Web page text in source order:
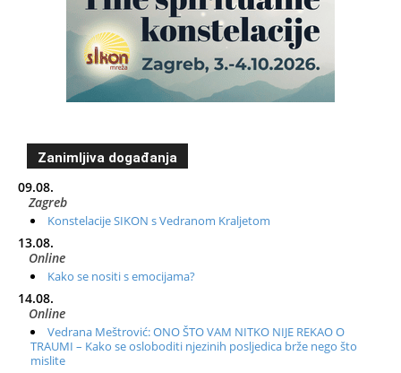
Zanimljiva događanja
09.08.
Zagreb
Konstelacije SIKON s Vedranom Kraljetom
13.08.
Online
Kako se nositi s emocijama?
14.08.
Online
Vedrana Meštrović: ONO ŠTO VAM NITKO NIJE REKAO O
TRAUMI – Kako se osloboditi njezinih posljedica brže nego što
mislite